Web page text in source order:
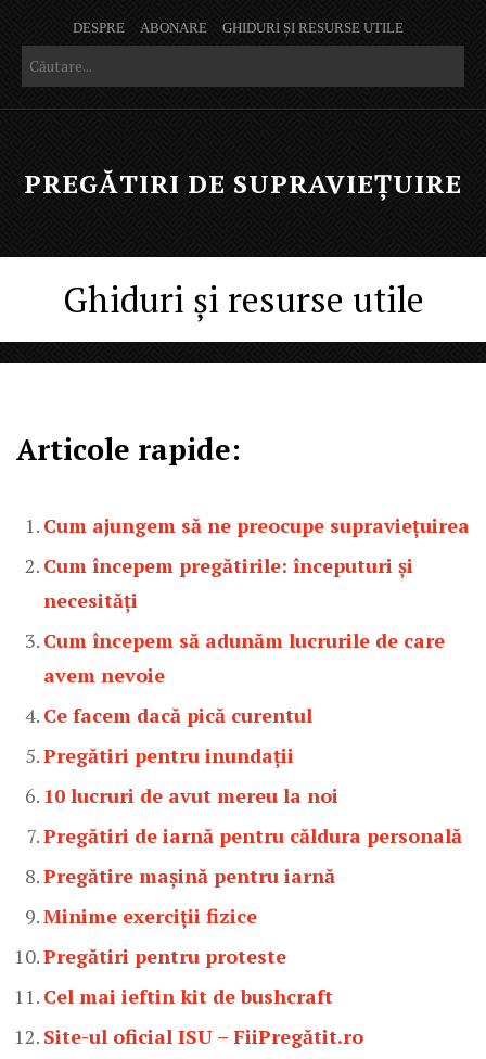
DESPRE ABONARE GHIDURI ȘI RESURSE UTILE
PREGĂTIRI DE SUPRAVIEȚUIRE
Ghiduri și resurse utile
Articole rapide:
Cum ajungem să ne preocupe supraviețuirea
Cum începem pregătirile: începuturi și
necesități
Cum începem să adunăm lucrurile de care
avem nevoie
Ce facem dacă pică curentul
Pregătiri pentru inundații
10 lucruri de avut mereu la noi
Pregătiri de iarnă pentru căldura personală
Pregătire mașină pentru iarnă
Minime exerciții fizice
Pregătiri pentru proteste
Cel mai ieftin kit de bushcraft
Site-ul oficial ISU – FiiPregătit.ro